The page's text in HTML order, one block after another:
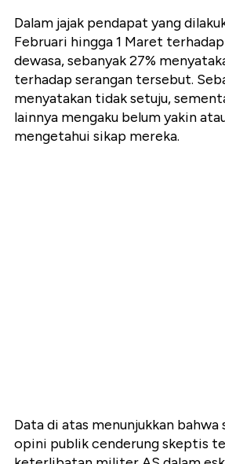
Dalam jajak pendapat yang
Februari hingga 1 Maret
dewasa, sebanyak 27%
terhadap serangan tersebut.
menyatakan tidak setuju,
lainnya mengaku belum yakin
mengetahui sikap mereka.
Data di atas menunjukkan bahwa
opini publik cenderung skeptis